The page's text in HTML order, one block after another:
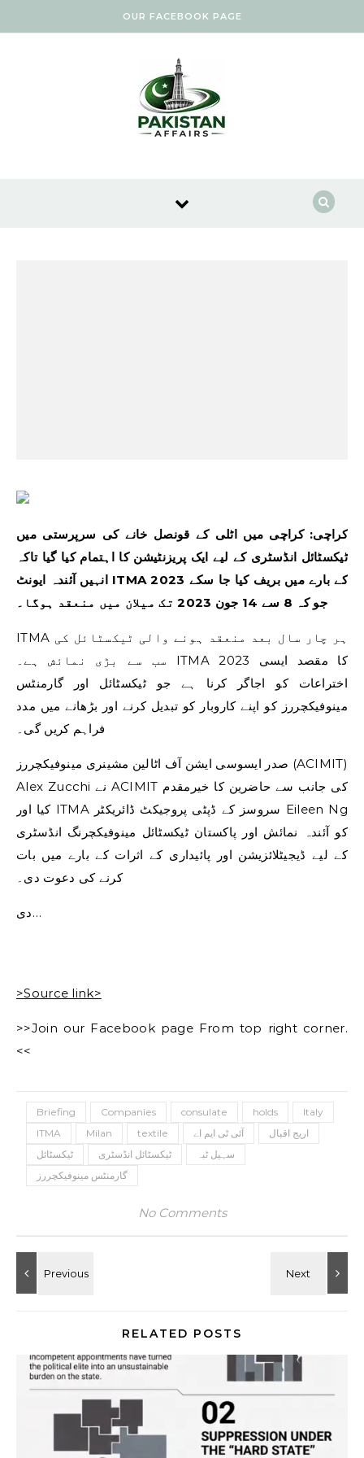
OUR FACEBOOK PAGE
کراچی: کراچی میں اٹلی کے قونصل خانے کی سرپرستی میں
ٹیکسٹائل انڈسٹری کے لیے ایک پریزنٹیشن کا اہتمام کیا گیا تاکہ
انہیں آئندہ ایونٹ ITMA 2023 کے بارے میں بریف کیا جا سکے
جو کہ 8 سے 14 جون 2023 تک میلان میں منعقد ہوگا۔
ITMA ہر چار سال بعد منعقد ہونے والی ٹیکسٹائل کی
سب سے بڑی نمائش ہے۔ ITMA 2023 کا مقصد ایسی
اختراعات کو اجاگر کرنا ہے جو ٹیکسٹائل اور گارمنٹس
مینوفیکچررز کو اپنے کاروبار کو تبدیل کرنے اور بڑھانے میں مدد
فراہم کریں گی۔
صدر ایسوسی ایشن آف اٹالین مشینری مینوفیکچررز (ACIMIT)
Alex Zucchi نے ACIMIT کی جانب سے حاضرین کا خیرمقدم
کیا اور ITMA سروسز کے ڈپٹی پروجیکٹ ڈائریکٹر Eileen Ng
کو آئندہ نمائش اور پاکستان ٹیکسٹائل مینوفیکچرنگ انڈسٹری
کے لیے ڈیجیٹلائزیشن اور پائیداری کے اثرات کے بارے میں بات
کرنے کی دعوت دی۔
دی…
>Source link>
>>Join our Facebook page From top right corner.
<<
Briefing Companies consulate holds
Italy
ITMA
Milan textile آئی ٹی ایم اے
اریج اقبال
ٹیکسٹائل
ٹیکسٹائل انڈسٹری
سہیل ٹبہ
گارمنٹس مینوفیکچررز
No Comments
RELATED POSTS